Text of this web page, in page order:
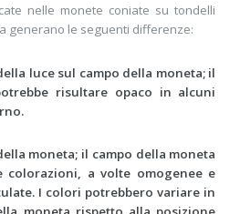
nelle monete coniate su tondelli
generano le seguenti differenze:
luce sul campo della moneta; il
risultare opaco in alcuni
moneta; il campo della moneta
colorazioni, a volte omogenee e
I colori potrebbero variare in